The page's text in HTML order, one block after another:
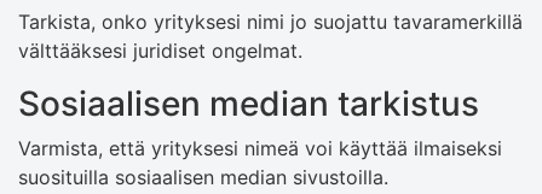
Tarkista, onko yrityksesi nimi jo suojattu tavaramerkillä
välttääksesi juridiset ongelmat.
Sosiaalisen median tarkistus
Varmista, että yrityksesi nimeä voi käyttää ilmaiseksi
suosituilla sosiaalisen median sivustoilla.